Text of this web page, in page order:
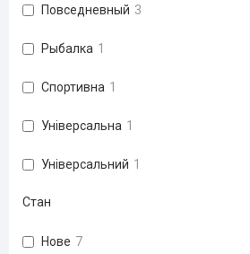
Повседневный 3
Рыбалка 1
Спортивна 1
Універсальна 1
Універсальний 1
Стан
Нове 7